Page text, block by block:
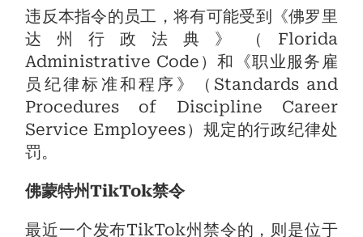
违反本指令的员工，将有可能受到《佛罗里
达州行政法典》（Florida
Administrative Code）和《职业服务雇
员纪律标准和程序》（Standards and
Procedures of Discipline Career
Service Employees）规定的行政纪律处
罚。
佛蒙特州TikTok禁令
最近一个发布TikTok州禁令的，则是位于